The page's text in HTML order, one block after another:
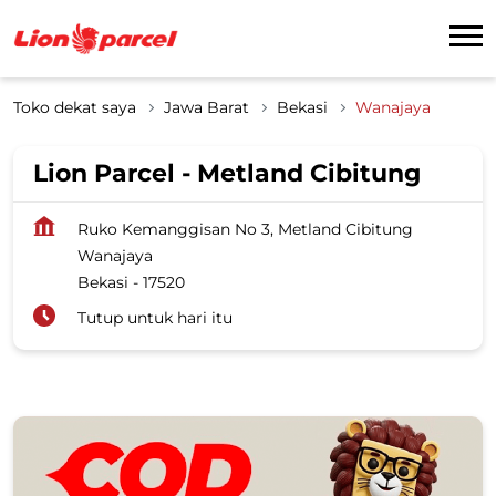
Toko dekat saya Jawa Barat Bekasi Wanajaya
Lion Parcel - Metland Cibitung
Ruko Kemanggisan No 3, Metland Cibitung
Wanajaya
Bekasi - 17520
Tutup untuk hari itu